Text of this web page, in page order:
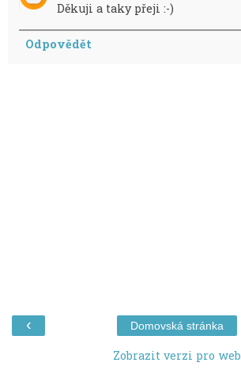
Děkuji a taky přeji :-)
Odpovědět
‹ Domovská stránka
Zobrazit verzi pro web